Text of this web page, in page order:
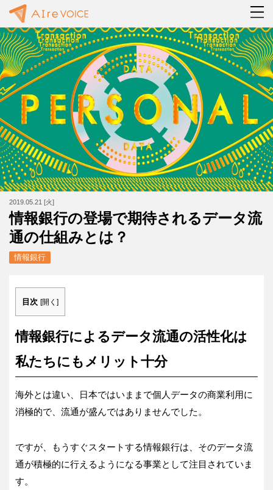
2019.05.21 [火]
情報銀行の登場で期待されるデータ流
通の仕組みとは？
情報銀行
目次 [開く ]
情報銀行によるデータ流通の活性化は
私たちにもメリット十分
海外とは違い、日本ではいままで個人データの商業利用に
消極的で、流通が盛んではありませんでした。
ですが、もうすぐスタートする情報銀行は、そのデータ流
通が積極的に行えるようになる事業として注目されていま
す。